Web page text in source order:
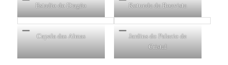
Estadio do Dragão Rotunda da Boavista
Capela das Almas
Jardins do Palacio de
Cristal